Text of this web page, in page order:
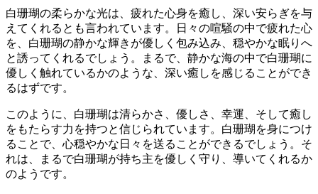
白珊瑚の柔らかな光は、 疲れた心身を癒し、深い安らぎを与
えてくれる とも言われています。日々の喧騒の中で疲れた心
を、白珊瑚の静かな輝きが優しく包み込み、穏やかな眠りへ
と誘ってくれるでしょう。まるで、静かな海の中で白珊瑚に
優しく触れているかのような、深い癒しを感じることができ
るはずです。
このように、白珊瑚は清らかさ、優しさ、幸運、そして癒し
をもたらす力を持つと信じられています。白珊瑚を身につけ
ることで、 心穏やかな日々を送ることができるでしょう。そ
れは、まるで白珊瑚が持ち主を優しく守り、導いてくれるか
のようです。